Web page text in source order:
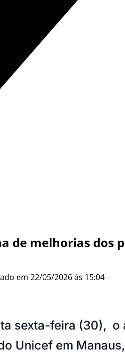
de melhorias dos
em 22/05/2026 às 15:04
sexta-feira (30),
Unicef em